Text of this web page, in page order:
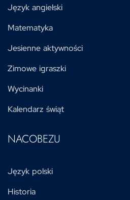
Język angielski
Matematyka
Jesienne aktywności
Zimowe igraszki
Wycinanki
Kalendarz świąt
NACOBEZU
Język polski
Historia